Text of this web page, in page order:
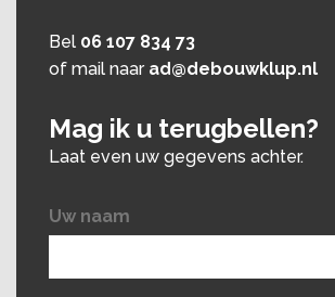
Bel 06 107 834 73
of mail naar ad@debouwklup.nl
Mag ik u terugbellen?
Laat even uw gegevens achter.
Uw naam